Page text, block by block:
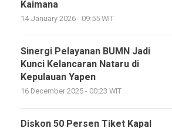
Kaimana
14 January 2026 - 09:55 WIT
Sinergi Pelayanan BUMN Jadi
Kunci Kelancaran Nataru di
Kepulauan Yapen
16 December 2025 - 00:23 WIT
Diskon 50 Persen Tiket Kapal